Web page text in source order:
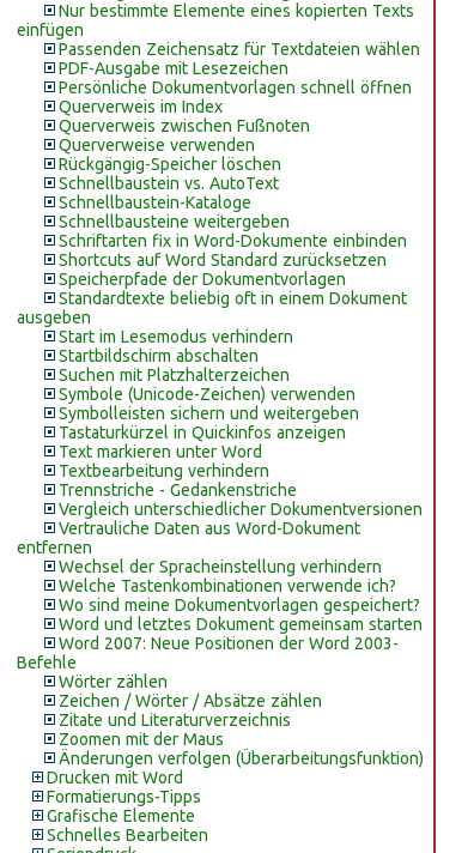
Nur bestimmte Elemente eines kopierten Texts
einfügen
Passenden Zeichensatz für Textdateien wählen
PDF-Ausgabe mit Lesezeichen
Persönliche Dokumentvorlagen schnell öffnen
Querverweis im Index
Querverweis zwischen Fußnoten
Querverweise verwenden
Rückgängig-Speicher löschen
Schnellbaustein vs. AutoText
Schnellbaustein-Kataloge
Schnellbausteine weitergeben
Schriftarten fix in Word-Dokumente einbinden
Shortcuts auf Word Standard zurücksetzen
Speicherpfade der Dokumentvorlagen
Standardtexte beliebig oft in einem Dokument
ausgeben
Start im Lesemodus verhindern
Startbildschirm abschalten
Suchen mit Platzhalterzeichen
Symbole (Unicode-Zeichen) verwenden
Symbolleisten sichern und weitergeben
Tastaturkürzel in Quickinfos anzeigen
Text markieren unter Word
Textbearbeitung verhindern
Trennstriche - Gedankenstriche
Vergleich unterschiedlicher Dokumentversionen
Vertrauliche Daten aus Word-Dokument
entfernen
Wechsel der Spracheinstellung verhindern
Welche Tastenkombinationen verwende ich?
Wo sind meine Dokumentvorlagen gespeichert?
Word und letztes Dokument gemeinsam starten
Word 2007: Neue Positionen der Word 2003-
Befehle
Wörter zählen
Zeichen / Wörter / Absätze zählen
Zitate und Literaturverzeichnis
Zoomen mit der Maus
Änderungen verfolgen (Überarbeitungsfunktion)
Drucken mit Word
Formatierungs-Tipps
Grafische Elemente
Schnelles Bearbeiten